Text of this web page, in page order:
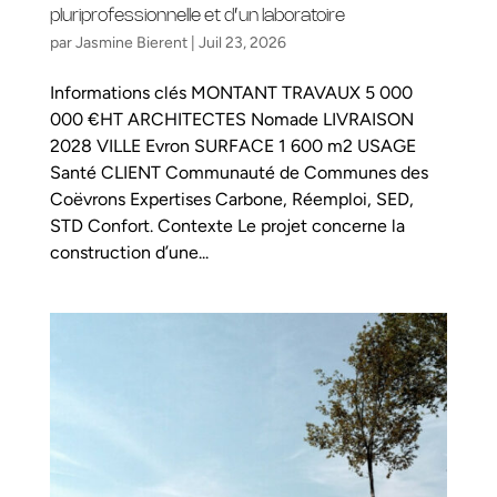
pluriprofessionnelle et d’un laboratoire
parJasmine Bierent| Juil 23, 2026
Informations clés MONTANT TRAVAUX 5 000
000 €HT ARCHITECTES Nomade LIVRAISON
2028 VILLE Evron SURFACE 1 600 m2 USAGE
Santé CLIENT Communauté de Communes des
Coëvrons Expertises Carbone, Réemploi, SED,
STD Confort. Contexte Le projet concerne la
construction d’une...